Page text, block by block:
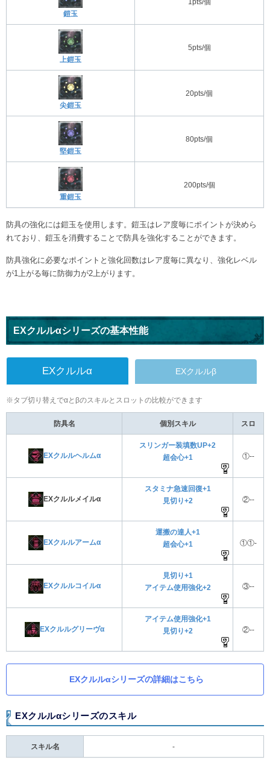
鎧玉
1pts/個
上鎧玉
5pts/個
尖鎧玉
20pts/個
堅鎧玉
80pts/個
重鎧玉
200pts/個
防具の強化には鎧玉を使用します。鎧玉はレア度毎にポイントが決めら
れており、鎧玉を消費することで防具を強化することができます。
防具強化に必要なポイントと強化回数はレア度毎に異なり、強化レベル
が1上がる毎に防御力が2上がります。
EXクルルαシリーズの基本性能
EXクルルα EXクルルβ
※タブ切り替えでαとβのスキルとスロットの比較ができます
防具名 個別スキル スロ
EXクルルヘルムα
スリンガー装填数UP+2
超会心+1
①--
EXクルルメイルα
スタミナ急速回復+1
見切り+2
②--
EXクルルアームα
運搬の達人+1
超会心+1
①①-
EXクルルコイルα
見切り+1
アイテム使用強化+2
③--
EXクルルグリーヴα
アイテム使用強化+1
見切り+2
②--
EXクルルαシリーズの詳細はこちら
EXクルルαシリーズのスキル
スキル名 -